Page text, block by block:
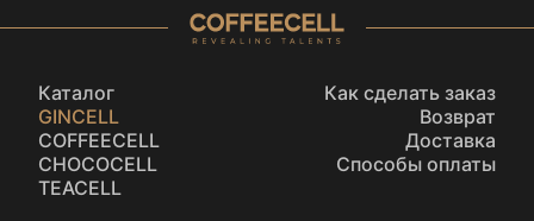
Каталог
GINCELL
COFFEECELL
CHOCOCELL
TEACELL
Как сделать заказ
Возврат
Доставка
Способы оплаты